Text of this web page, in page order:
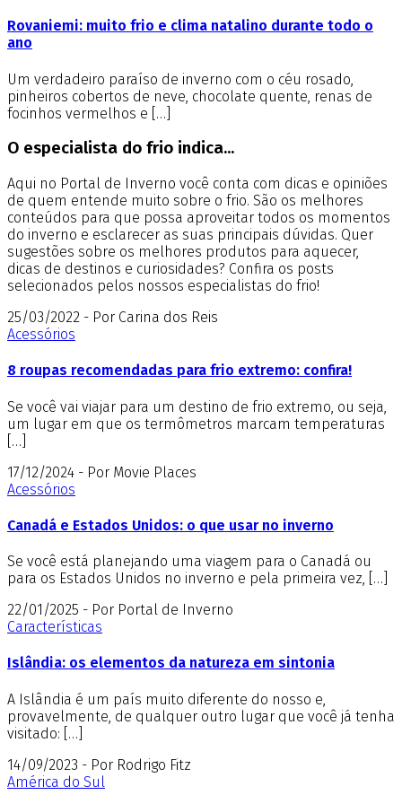
Rovaniemi: muito frio e clima natalino durante todo o
ano
Um verdadeiro paraíso de inverno com o céu rosado,
pinheiros cobertos de neve, chocolate quente, renas de
focinhos vermelhos e […]
O especialista do frio indica...
Aqui no Portal de Inverno você conta com dicas e opiniões
de quem entende muito sobre o frio. São os melhores
conteúdos para que possa aproveitar todos os momentos
do inverno e esclarecer as suas principais dúvidas. Quer
sugestões sobre os melhores produtos para aquecer,
dicas de destinos e curiosidades? Confira os posts
selecionados pelos nossos especialistas do frio!
25/03/2022 - Por Carina dos Reis
Acessórios
8 roupas recomendadas para frio extremo: confira!
Se você vai viajar para um destino de frio extremo, ou seja,
um lugar em que os termômetros marcam temperaturas
[…]
17/12/2024 - Por Movie Places
Acessórios
Canadá e Estados Unidos: o que usar no inverno
Se você está planejando uma viagem para o Canadá ou
para os Estados Unidos no inverno e pela primeira vez, […]
22/01/2025 - Por Portal de Inverno
Características
Islândia: os elementos da natureza em sintonia
A Islândia é um país muito diferente do nosso e,
provavelmente, de qualquer outro lugar que você já tenha
visitado: […]
14/09/2023 - Por Rodrigo Fitz
América do Sul